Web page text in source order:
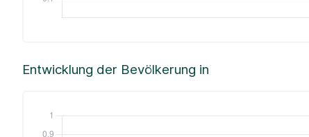
Entwicklung der Bevölkerung in